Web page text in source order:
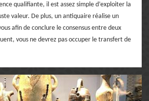
qualifiante, il est assez simple d’exploiter la
valeur. De plus, un antiquaire réalise un
afin de conclure le consensus entre deux
vous ne devrez pas occuper le transfert de